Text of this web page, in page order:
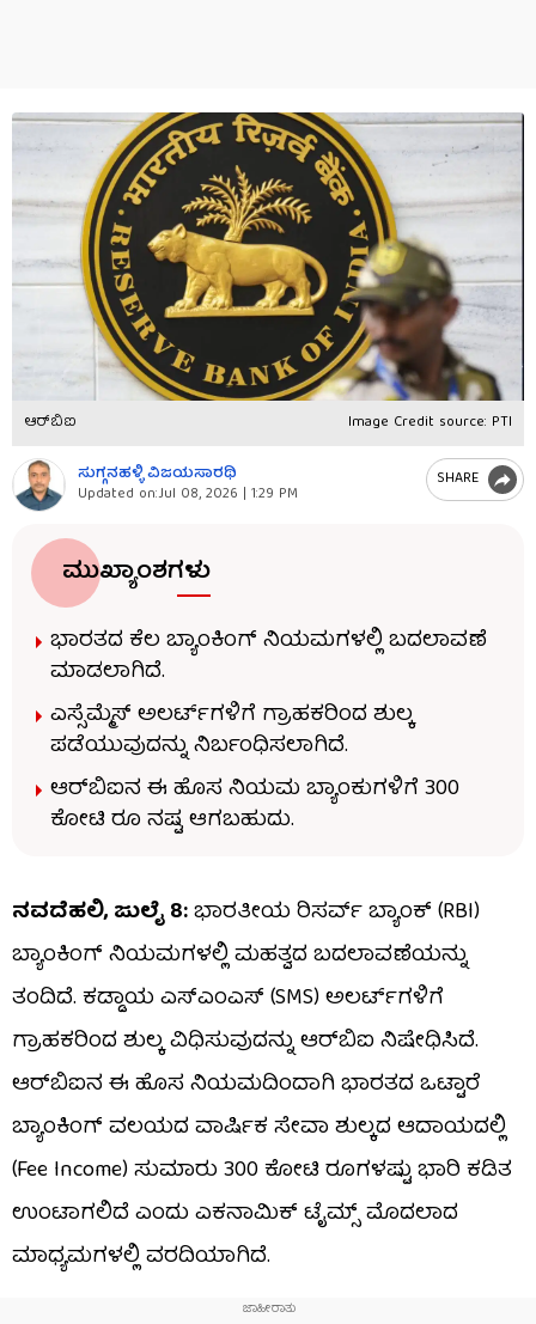
ಆರ್​ಬಿಐ Image Credit source: PTI
ಸುಗ್ಗನಹಳ್ಳಿ ವಿಜಯಸಾರಥಿ
Updated on:Jul 08, 2026 | 1:29 PM
SHARE
ಮುಖ್ಯಾಂಶಗಳು
ಭಾರತದ ಕೆಲ ಬ್ಯಾಂಕಿಂಗ್ ನಿಯಮಗಳಲ್ಲಿ ಬದಲಾವಣೆ
ಮಾಡಲಾಗಿದೆ.
ಎಸ್ಸೆಮ್ಮೆಸ್ ಅಲರ್ಟ್​ಗಳಿಗೆ ಗ್ರಾಹಕರಿಂದ ಶುಲ್ಕ
ಪಡೆಯುವುದನ್ನು ನಿರ್ಬಂಧಿಸಲಾಗಿದೆ.
ಆರ್​ಬಿಐನ ಈ ಹೊಸ ನಿಯಮ ಬ್ಯಾಂಕುಗಳಿಗೆ 300
ಕೋಟಿ ರೂ ನಷ್ಟ ಆಗಬಹುದು.
ನವದೆಹಲಿ, ಜುಲೈ 8:ಭಾರತೀಯ ರಿಸರ್ವ್ ಬ್ಯಾಂಕ್ (RBI)
ಬ್ಯಾಂಕಿಂಗ್ ನಿಯಮಗಳಲ್ಲಿ ಮಹತ್ವದ ಬದಲಾವಣೆಯನ್ನು
ತಂದಿದೆ. ಕಡ್ಡಾಯ ಎಸ್‌ಎಂಎಸ್ (SMS) ಅಲರ್ಟ್‌ಗಳಿಗೆ
ಗ್ರಾಹಕರಿಂದ ಶುಲ್ಕ ವಿಧಿಸುವುದನ್ನು ಆರ್‌ಬಿಐ ನಿಷೇಧಿಸಿದೆ.
ಆರ್‌ಬಿಐನ ಈ ಹೊಸ ನಿಯಮದಿಂದಾಗಿ ಭಾರತದ ಒಟ್ಟಾರೆ
ಬ್ಯಾಂಕಿಂಗ್ ವಲಯದ ವಾರ್ಷಿಕ ಸೇವಾ ಶುಲ್ಕದ ಆದಾಯದಲ್ಲಿ
(Fee Income) ಸುಮಾರು ₹300 ಕೋಟಿ ರೂಗಳಷ್ಟು ಭಾರಿ ಕಡಿತ
ಉಂಟಾಗಲಿದೆ ಎಂದು ಎಕನಾಮಿಕ್ ಟೈಮ್ಸ್ ಮೊದಲಾದ
ಮಾಧ್ಯಮಗಳಲ್ಲಿ ವರದಿಯಾಗಿದೆ.